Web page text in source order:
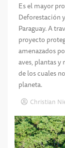
Es el mayor
Deforestación
Paraguay. A
proyecto
amenazados
aves, plantas
de los cuales
planeta.
Christian